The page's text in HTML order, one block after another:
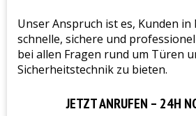
Unser Anspruch ist es, Kunden in
schnelle, sichere und
bei allen Fragen rund um Türen
Sicherheitstechnik zu bieten.
JETZT ANRUFEN – 24H